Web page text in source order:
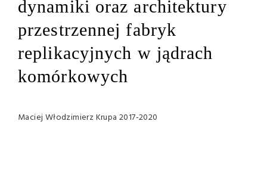
dynamiki oraz architektury
przestrzennej fabryk
replikacyjnych w jądrach
komórkowych
Maciej Włodzimierz Krupa 2017-2020